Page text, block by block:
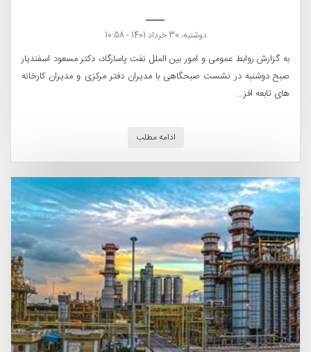
دوشنبه، 30 خرداد 1401 - 10:58
به گزارش روابط عمومی و امور بین الملل نفت پاسارگاد، دکتر مسعود اسفندیار
صبح دوشنبه در نشست صبحگاهی با مدیران دفتر مرکزی و مدیران کارخانه
های تابعه افز...
ادامه مطلب